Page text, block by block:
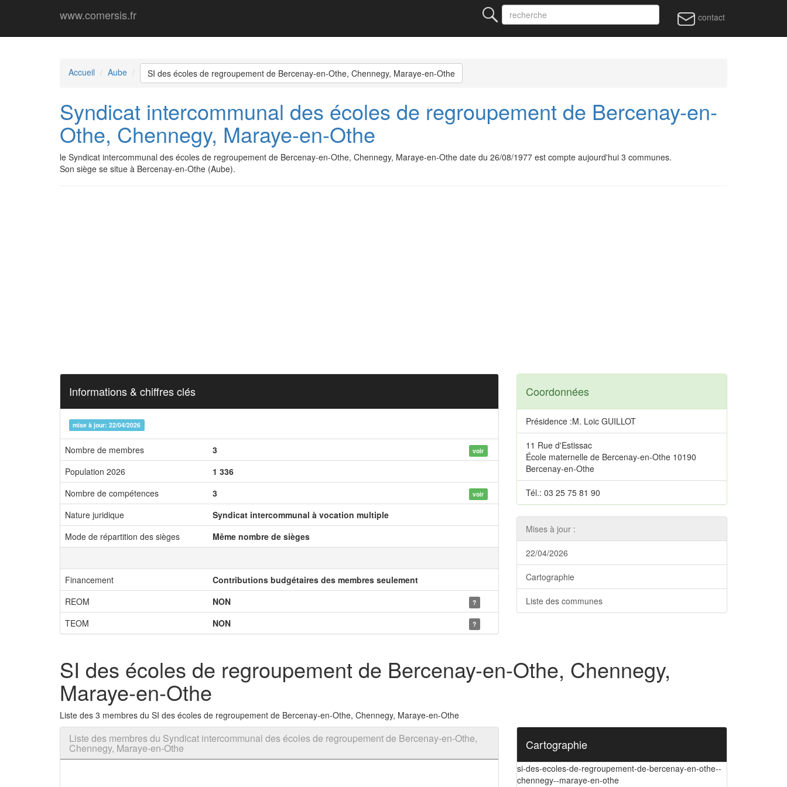
www.comersis.fr contact
Accueil Aube SI des écoles de regroupement de Bercenay-en-Othe, Chennegy, Maraye-en-Othe
Syndicat intercommunal des écoles de regroupement de Bercenay-en-
Othe, Chennegy, Maraye-en-Othe
le Syndicat intercommunal des écoles de regroupement de Bercenay-en-Othe, Chennegy, Maraye-en-Othe date du 26/08/1977 est compte aujourd'hui 3 communes.
Son siège se situe à Bercenay-en-Othe (Aube).
Informations & chiffres clés
mise à jour: 22/04/2026
Nombre de membres 3 voir
Population 2026
1 336
Nombre de compétences
3 voir
Nature juridique
Syndicat intercommunal à vocation multiple
Mode de répartition des sièges
Même nombre de sièges
Financement
Contributions budgétaires des membres seulement
REOM
NON ?
TEOM NON ?
Coordonnées
Présidence :M. Loic GUILLOT
11 Rue d'Estissac
École maternelle de Bercenay-en-Othe 10190
Bercenay-en-Othe
Tél.: 03 25 75 81 90
Mises à jour :
22/04/2026
Cartographie
Liste des communes
SI des écoles de regroupement de Bercenay-en-Othe, Chennegy,
Maraye-en-Othe
Liste des 3 membres du SI des écoles de regroupement de Bercenay-en-Othe, Chennegy, Maraye-en-Othe
Liste des membres du Syndicat intercommunal des écoles de regroupement de Bercenay-en-Othe,
Chennegy, Maraye-en-Othe Cartographie
si-des-ecoles-de-regroupement-de-bercenay-en-othe--
chennegy--maraye-en-othe